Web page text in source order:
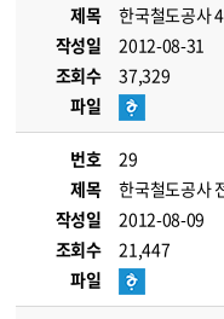
제목
한국철도공사
작성일
2012-08-31
조회수
37,329
파일
번호
29
제목
한국철도공사
작성일
2012-08-09
조회수
21,447
파일